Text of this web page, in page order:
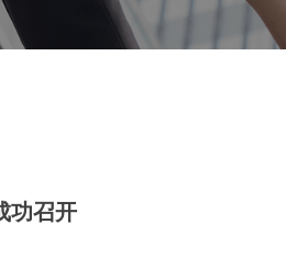
功召开